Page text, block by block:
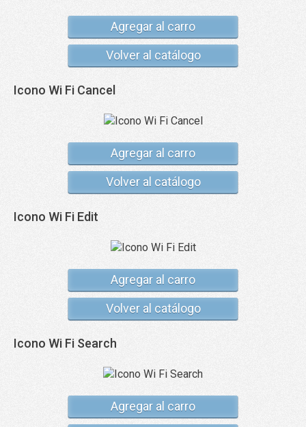
Agregar al carro
Volver al catálogo
Icono Wi Fi Cancel
Agregar al carro
Volver al catálogo
Icono Wi Fi Edit
Agregar al carro
Volver al catálogo
Icono Wi Fi Search
Agregar al carro